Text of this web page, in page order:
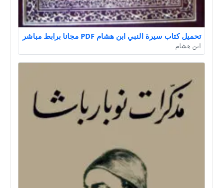
تحميل كتاب سيرة النبي ابن هشام PDF مجانا برابط مباشر
ابن هشام